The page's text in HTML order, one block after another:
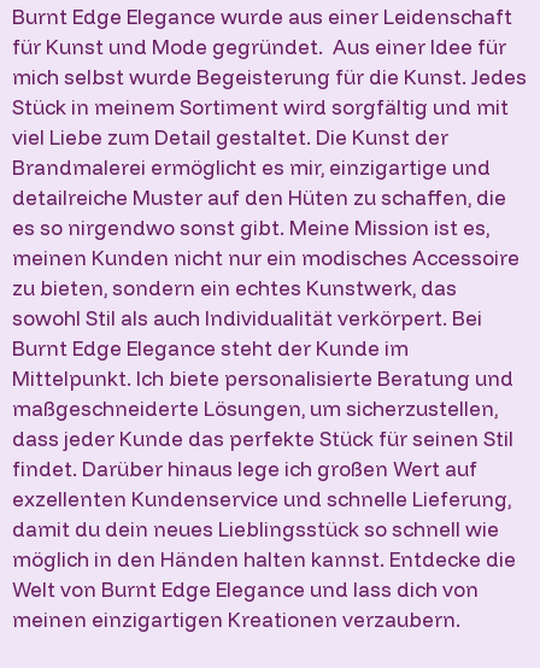
Burnt Edge Elegance wurde aus einer Leidenschaft
für Kunst und Mode gegründet. Aus einer Idee für
mich selbst wurde Begeisterung für die Kunst. Jedes
Stück in meinem Sortiment wird sorgfältig und mit
viel Liebe zum Detail gestaltet. Die Kunst der
Brandmalerei ermöglicht es mir, einzigartige und
detailreiche Muster auf den Hüten zu schaffen, die
es so nirgendwo sonst gibt. Meine Mission ist es,
meinen Kunden nicht nur ein modisches Accessoire
zu bieten, sondern ein echtes Kunstwerk, das
sowohl Stil als auch Individualität verkörpert. Bei
Burnt Edge Elegance steht der Kunde im
Mittelpunkt. Ich biete personalisierte Beratung und
maßgeschneiderte Lösungen, um sicherzustellen,
dass jeder Kunde das perfekte Stück für seinen Stil
findet. Darüber hinaus lege ich großen Wert auf
exzellenten Kundenservice und schnelle Lieferung,
damit du dein neues Lieblingsstück so schnell wie
möglich in den Händen halten kannst. Entdecke die
Welt von Burnt Edge Elegance und lass dich von
meinen einzigartigen Kreationen verzaubern.